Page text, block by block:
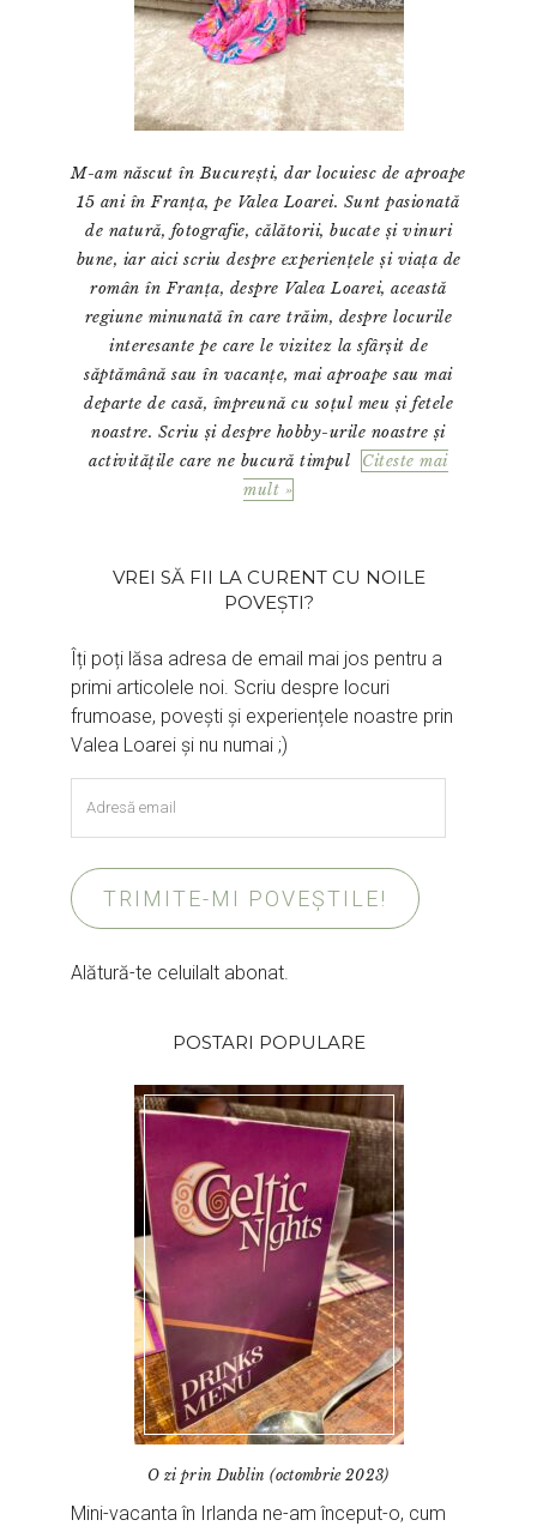
M-am născut în București, dar locuiesc de aproape
15 ani în Franța, pe Valea Loarei. Sunt pasionată
de natură, fotografie, călătorii, bucate și vinuri
bune, iar aici scriu despre experiențele și viața de
român în Franța, despre Valea Loarei, această
regiune minunată în care trăim, despre locurile
interesante pe care le vizitez la sfârșit de
săptămână sau în vacanțe, mai aproape sau mai
departe de casă, împreună cu soțul meu și fetele
noastre. Scriu și despre hobby-urile noastre și
activitățile care ne bucură timpul
Citeste mai
mult »
VREI SĂ FII LA CURENT CU NOILE
POVEȘTI?
Îți poți lăsa adresa de email mai jos pentru a
primi articolele noi. Scriu despre locuri
frumoase, povești și experiențele noastre prin
Valea Loarei și nu numai ;)
email
TRIMITE-MI POVEȘTILE!
Alătură-te celuilalt abonat.
POSTARI POPULARE
O zi prin Dublin (octombrie 2023)
Mini-vacanta în Irlanda ne-am început-o, cum